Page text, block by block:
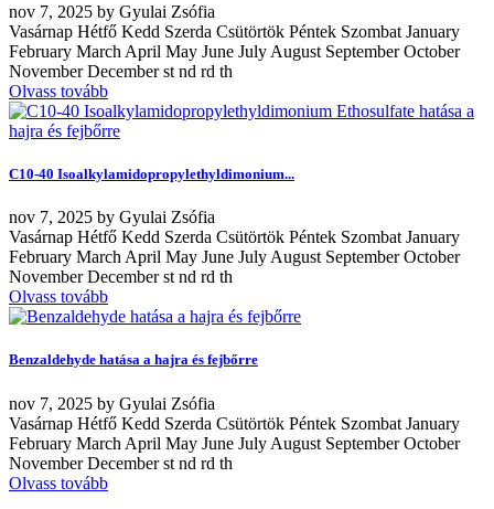
nov 7, 2025 by Gyulai Zsófia
Vasárnap Hétfő Kedd Szerda Csütörtök Péntek Szombat January
February March April May June July August September October
November December st nd rd th
Olvass tovább
C10-40 Isoalkylamidopropylethyldimonium...
nov 7, 2025 by Gyulai Zsófia
Vasárnap Hétfő Kedd Szerda Csütörtök Péntek Szombat January
February March April May June July August September October
November December st nd rd th
Olvass tovább
Benzaldehyde hatása a hajra és fejbőrre
nov 7, 2025 by Gyulai Zsófia
Vasárnap Hétfő Kedd Szerda Csütörtök Péntek Szombat January
February March April May June July August September October
November December st nd rd th
Olvass tovább